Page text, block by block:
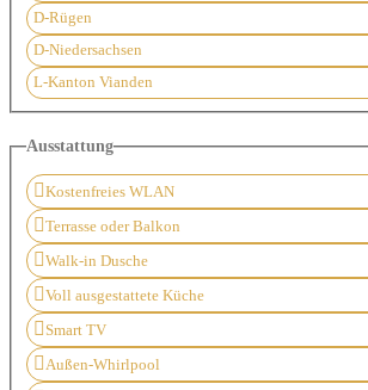
D-Rügen
D-Niedersachsen
L-Kanton Vianden
Ausstattung
Kostenfreies WLAN
Terrasse oder Balkon
Walk-in Dusche
Voll ausgestattete Küche
Smart TV
Außen-Whirlpool